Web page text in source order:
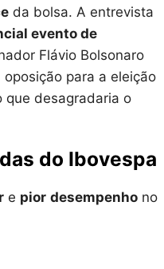
da bolsa. A entrevista
evento de
Flávio Bolsonaro
para a eleição
que desagradaria o
do Ibovespa
e pior desempenhono